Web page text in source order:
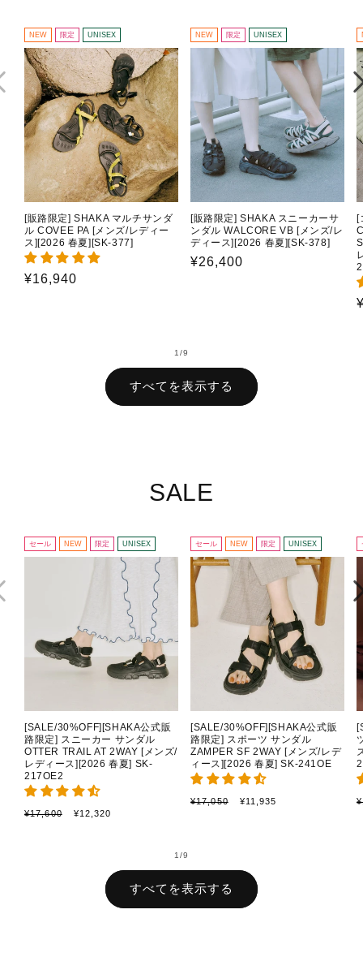
NEW 限定 UNISEX
[販路限定] SHAKA マルチサンダ
ル COVEE PA [メンズ/レディー
ス][2026 春夏][SK-377]
通
¥16,940
NEW 限定 UNISEX
[販路限定] SHAKA スニーカーサ
ンダル WALCORE VB [メンズ/レ
ディース][2026 春夏][SK-378]
通
¥26,400
[
1/の
9
すべてを表示する
SALE
セール NEW 限定 UNISEX
[SALE/30%OFF][SHAKA公式販
路限定] スニーカー サンダル
OTTER TRAIL AT 2WAY [メンズ/
レディース][2026 春夏] SK-
217OE2
通
¥17,600
セ
¥12,320
セール NEW 限定 UNISEX
[SALE/30%OFF][SHAKA公式販
路限定] スポーツ サンダル
ZAMPER SF 2WAY [メンズ/レデ
ィース][2026 春夏] SK-241OE
通
¥17,050
セ
¥11,935
1/の
9
すべてを表示する